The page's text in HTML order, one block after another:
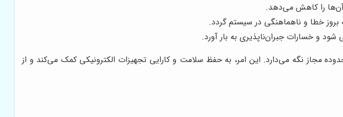
آن‌ها را کاهش می‌دهد.
خطا و ناهماهنگی در سیستم گردد.
و خسارات جبران‌ناپذیری به بار آورد.
مجاز نگه می‌دارد. این امر، به حفظ سلامت و کارایی تجهیزات الکترونیکی کمک می‌کند و از